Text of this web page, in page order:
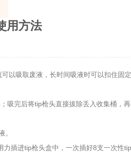
用方法
以吸取废液，长时间吸液时可以扣住固定
吸完后将tip枪头直接拔除丢入收集桶，
。
插进tip枪头盒中，一次插好8支一次性